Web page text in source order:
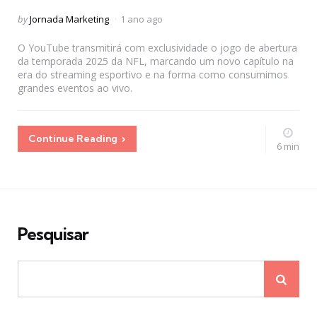
Posted
byJornada Marketing 1 ano ago
O YouTube transmitirá com exclusividade o jogo de abertura
da temporada 2025 da NFL, marcando um novo capítulo na
era do streaming esportivo e na forma como consumimos
grandes eventos ao vivo.
Continue Reading
6 min
Pesquisar